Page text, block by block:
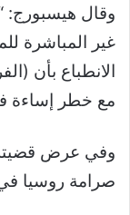
وقال هيسبورج:
غير المباشرة
الانطباع بأن
مع خطر إساءة
وفي عرض
صرامة روسيا في